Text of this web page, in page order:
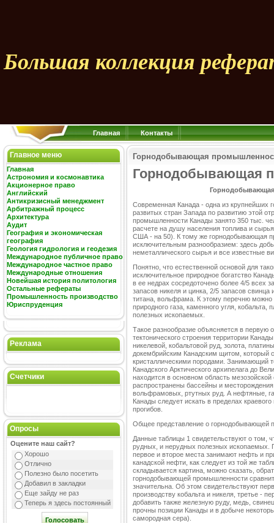
Большая коллекция
Главная Контакты
Главное меню
Главная
Астрономия и космонавтика
Акционерное право
Английский
Антикризисный менеджмент
Арбитражный процесс
Архитектура
Аудит
География и экономическая
география
Геология гидрология и геодезия
Международное публичное право
Международное частное право
Международные отношения
Новейшая история политология
Остальные рефераты
Промышленность производство
Юриспруденция
Реклама
Счетчики
Опросы
Оцените наш сайт?
Хорошо
Отлично
Полезно было посетить
Добавил в закладки
Еще зайду не раз
Теперь я здесь постоянный
Горнодобывающая
Горнодобывающая
Горнод
Современная Канада - одна из крупнейших
развитых стран Запада по развитию этой
промышленности Канады занято 350 тыс.
расчете на душу населения топлива и
США - на 50). К тому же горнодобывающая
исключительным разнообразием: здесь
неметаллического сырья и все известные
Понятно, что естественной основой для
исключительное природное богатство
в ее недрах сосредоточено более 4/5 всех
запасов никеля и цинка, 2/5 запасов
титана, вольфрама. К этому перечню
природного газа, каменного угля,
полезных ископаемых.
Такое разнообразие объясняется в первую
тектонического строения территории
никелевой, кобальтовой руд, золота,
докембрийским Канадским щитом, который
кристаллическими породами. Занимающий
Канадского Арктического архипелага до
находится в основном область
распространены бассейны и
вольфрамовых, ртутных руд. А нефтяные,
Канады следует искать в пределах
прогибов.
Общее представление о горнодобывающей
Данные таблицы 1 свидетельствуют о том,
рудных, и нерудных полезных ископаемых.
первое и второе места занимают нефть и
канадской нефти, как следует из той же
складывается картина, можно сказать,
горнодобывающей промышленности
значительна. Об этом свидетельствуют
производству кобальта и никеля, третье -
добавить также железную руду, медь,
прочны позиции Канады и в добыче
самородная сера).